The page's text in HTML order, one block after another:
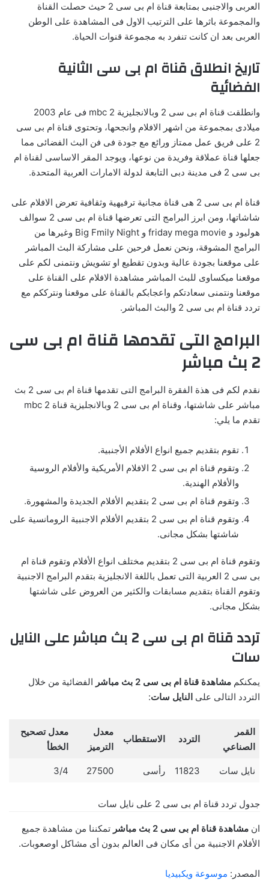
العربى والاجنبى بمتابعة قناة ام بى سى 2 حيث حصلت القناة
والمجموعة باثرها على الترتيب الاول فى المشاهدة على الوطن
العربى بعد ان كانت تنفرد به مجموعة قنوات الحياة.
تاريخ انطلاق قناة ام بى سى الثانية
الفضائية
وانطلقت قناة ام بى سى 2 وبالانجليزية mbc 2 فى عام 2003
ميلادى بمجموعة من اشهر الافلام وانجحها، وتحتوى قناة ام بى سى
2 على فريق عمل ممتاز ورائع مع جودة فى فن البث الفضائى مما
جعلها قناة عملاقة وفريدة من نوعها، ويوجد المقر الاساسى لقناة ام
بى سى 2 فى مدينة دبى التابعة لدولة الامارات العربية المتحدة.
قناة ام بى سى 2 هى قناة مجانية ترفيهية وثقافية تعرض الافلام على
شاشاتها، ومن ابرز البرامج التى تعرضها قناة ام بى سى 2 سوالف
هوليود و friday mega movie و Big Fmily Night وغيرها من
البرامج المشوقة، ونحن نعمل فرحين على مشاركة البث المباشر
على موقعنا بجودة عالية وبدون تقطيع او تشويش ونتمنى لكم على
موقعنا ميكساوى للبث المباشر مشاهدة الافلام على القناة على
موقعنا ونتمنى سعادتكم واعجابكم بالقناة على موقعنا ونترككم مع
تردد قناة ام بى سى 2 والبث المباشر.
البرامج التى تقدمها قناة ام بى سى
2 بث مباشر
نقدم لكم فى هذة الفقرة البرامج التى تقدمها قناة ام بى سى 2 بث
مباشر على شاشتها، وقناة ام بى سى 2 وبالانجليزية قناة mbc 2
تقدم ما يلي:
تقوم بتقديم جميع انواع الأفلام الأجنبية.
وتقوم قناة ام بى سى 2 الافلام الأمريكية والأفلام الروسية
والأفلام الهندية.
وتقوم قناة ام بى سى 2 بتقديم الأفلام الجديدة والمشهورة.
وتقوم قناة ام بى سى 2 بتقديم الأفلام الاجنبية الرومانسية على
شاشتها بشكل مجانى.
وتقوم قناة ام بى سى 2 بتقديم مختلف انواع الأفلام وتقوم قناة ام
بى سى 2 العربية التى تعمل باللغة الانجليزية بتقدم البرامج الاجنبية
وتقوم القناة بتقديم مسابقات والكثير من العروض على شاشتها
بشكل مجانى.
تردد قناة ام بى سى 2 بث مباشر على النايل
سات
يمكنكم مشاهدة قناة ام بى سى 2 بث مباشر
الفضائية من خلال
التردد التالى على النايل سات:
القمر
الصناعي
التردد الاستقطاب
معدل
الترميز
معدل تصحيح
الخطأ
نايل سات 11823 رأسى 27500
3/4
جدول تردد قناة ام بى سى 2 على نايل سات
ان مشاهدة قناة ام بى سى 2 بث مباشر
تمكننا من مشاهدة جميع
الأفلام الاجنبية من أى مكان فى العالم بدون أى مشاكل اوصعوبات.
المصدر: موسوعة ويكبيديا